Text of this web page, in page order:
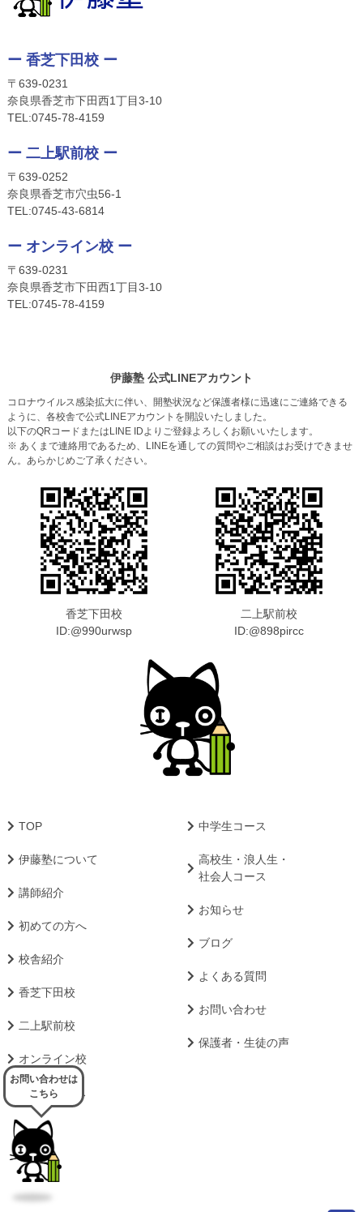
ー 香芝下田校 ー
〒639-0231
奈良県香芝市下田西1丁目3-10
TEL:0745-78-4159
ー 二上駅前校 ー
〒639-0252
奈良県香芝市穴虫56-1
TEL:0745-43-6814
ー オンライン校 ー
〒639-0231
奈良県香芝市下田西1丁目3-10
TEL:0745-78-4159
伊藤塾 公式LINEアカウント
コロナウイルス感染拡大に伴い、開塾状況など保護者様に迅速にご連絡できる
ように、各校舎で公式LINEアカウントを開設いたしました。
以下のQRコードまたはLINE IDよりご登録よろしくお願いいたします。
※ あくまで連絡用であるため、LINEを通しての質問やご相談はお受けできませ
ん。あらかじめご了承ください。
香芝下田校
ID:@990urwsp
二上駅前校
ID:@898pircc
TOP
伊藤塾について
講師紹介
初めての方へ
校舎紹介
香芝下田校
二上駅前校
オンライン校
小学生コース
中学生コース
高校生・浪人生・
社会人コース
お知らせ
ブログ
よくある質問
お問い合わせ
保護者・生徒の声
お問い合わせは
こちら